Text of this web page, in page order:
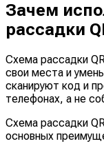
Зачем
рассадки
Схема рассадки
свои места и
сканируют код и
телефонах, а не
Схема рассадки
основных